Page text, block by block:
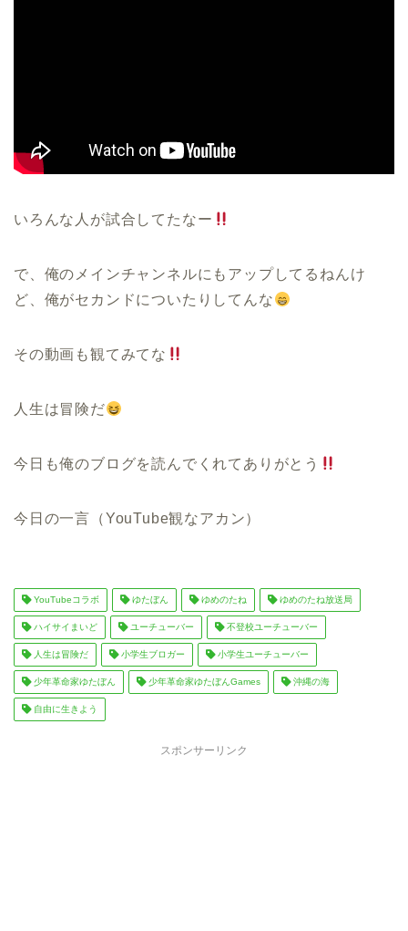
いろんな人が試合してたなー
で、俺のメインチャンネルにもアップしてるねんけ
ど、俺がセカンドについたりしてんな
その動画も観てみてな
人生は冒険だ
今日も俺のブログを読んでくれてありがとう
今日の一言（YouTube観なアカン）
YouTubeコラボ ゆたぼん ゆめのたね ゆめのたね放送局
ハイサイまいど ユーチューバー 不登校ユーチューバー
人生は冒険だ 小学生ブロガー 小学生ユーチューバー
少年革命家ゆたぼん 少年革命家ゆたぼんGames 沖縄の海
自由に生きよう
スポンサーリンク